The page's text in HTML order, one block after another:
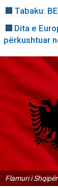
Tabaku:
Dita e
përkushtuar
Flamuri i